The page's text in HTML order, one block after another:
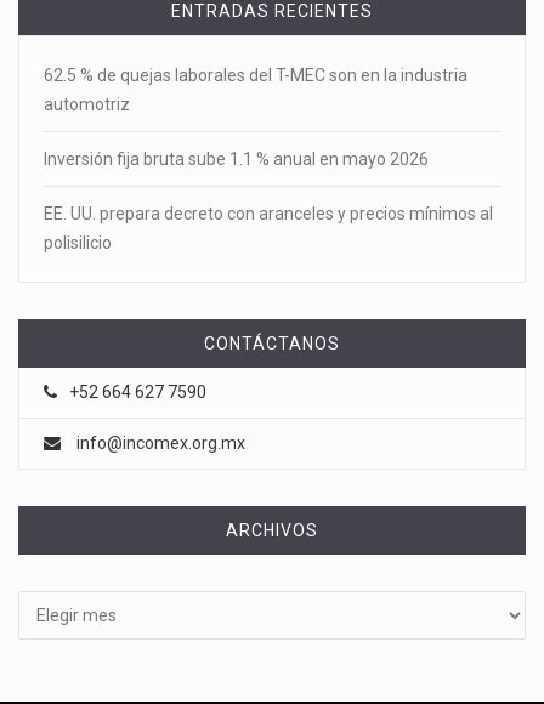
ENTRADAS RECIENTES
62.5 % de quejas laborales del T-MEC son en la industria
automotriz
Inversión fija bruta sube 1.1 % anual en mayo 2026
EE. UU. prepara decreto con aranceles y precios mínimos al
polisilicio
CONTÁCTANOS
+52 664 627 7590
info@incomex.org.mx
ARCHIVOS